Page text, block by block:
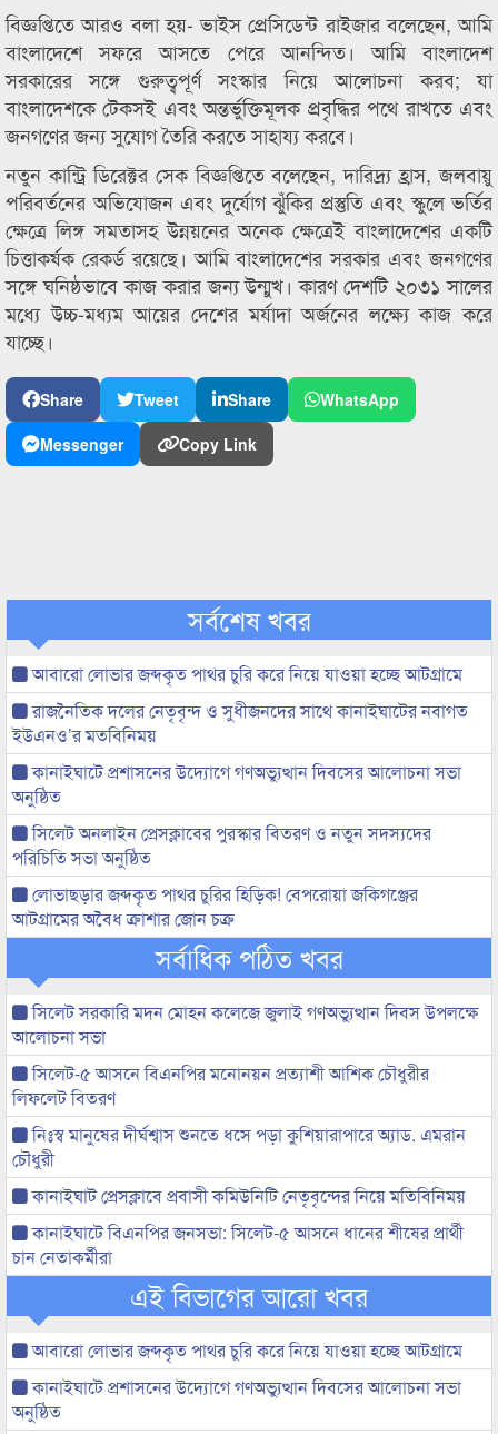
বিজ্ঞপ্তিতে আরও বলা হয়- ভাইস প্রেসিডেন্ট রাইজার বলেছেন, আমি
বাংলাদেশে সফরে আসতে পেরে আনন্দিত। আমি বাংলাদেশ
সরকারের সঙ্গে গুরুত্বপূর্ণ সংস্কার নিয়ে আলোচনা করব; যা
বাংলাদেশকে টেকসই এবং অন্তর্ভুক্তিমূলক প্রবৃদ্ধির পথে রাখতে এবং
জনগণের জন্য সুযোগ তৈরি করতে সাহায্য করবে।
নতুন কান্ট্রি ডিরেক্টর সেক বিজ্ঞপ্তিতে বলেছেন, দারিদ্র্য হ্রাস, জলবায়ু
পরিবর্তনের অভিযোজন এবং দুর্যোগ ঝুঁকির প্রস্তুতি এবং স্কুলে ভর্তির
ক্ষেত্রে লিঙ্গ সমতাসহ উন্নয়নের অনেক ক্ষেত্রেই বাংলাদেশের একটি
চিত্তাকর্ষক রেকর্ড রয়েছে। আমি বাংলাদেশের সরকার এবং জনগণের
সঙ্গে ঘনিষ্ঠভাবে কাজ করার জন্য উন্মুখ। কারণ দেশটি ২০৩১ সালের
মধ্যে উচ্চ-মধ্যম আয়ের দেশের মর্যাদা অর্জনের লক্ষ্যে কাজ করে
যাচ্ছে।
Share Tweet Share
WhatsApp
Messenger
Copy Link
সর্বশেষ খবর
আবারো লোভার জব্দকৃত পাথর চুরি করে নিয়ে যাওয়া হচ্ছে আটগ্রামে
রাজনৈতিক দলের নেতৃবৃন্দ ও সুধীজনদের সাথে কানাইঘাটের নবাগত
ইউএনও’র মতবিনিময়
কানাইঘাটে প্রশাসনের উদ্যোগে গণঅভ্যুত্থান দিবসের আলোচনা সভা
অনুষ্ঠিত
সিলেট অনলাইন প্রেসক্লাবের পুরস্কার বিতরণ ও নতুন সদস্যদের
পরিচিতি সভা অনুষ্ঠিত
লোভাছড়ার জব্দকৃত পাথর চুরির হিড়িক! বেপরোয়া জকিগঞ্জের
আটগ্রামের অবৈধ ক্রাশার জোন চক্র
সর্বাধিক পঠিত খবর
সিলেট সরকারি মদন মোহন কলেজে জুলাই গণঅভ্যুত্থান দিবস উপলক্ষে
আলোচনা সভা
সিলেট-৫ আসনে বিএনপির মনোনয়ন প্রত্যাশী আশিক চৌধুরীর
লিফলেট বিতরণ
নিঃস্ব মানুষের দীর্ঘশ্বাস শুনতে ধসে পড়া কুশিয়ারাপারে অ্যাড. এমরান
চৌধুরী
কানাইঘাট প্রেসক্লাবে প্রবাসী কমিউনিটি নেতৃবৃন্দের নিয়ে মতিবিনিময়
কানাইঘাটে বিএনপির জনসভা: সিলেট-৫ আসনে ধানের শীষের প্রার্থী
চান নেতাকর্মীরা
এই বিভাগের আরো খবর
আবারো লোভার জব্দকৃত পাথর চুরি করে নিয়ে যাওয়া হচ্ছে আটগ্রামে
কানাইঘাটে প্রশাসনের উদ্যোগে গণঅভ্যুত্থান দিবসের আলোচনা সভা
অনুষ্ঠিত